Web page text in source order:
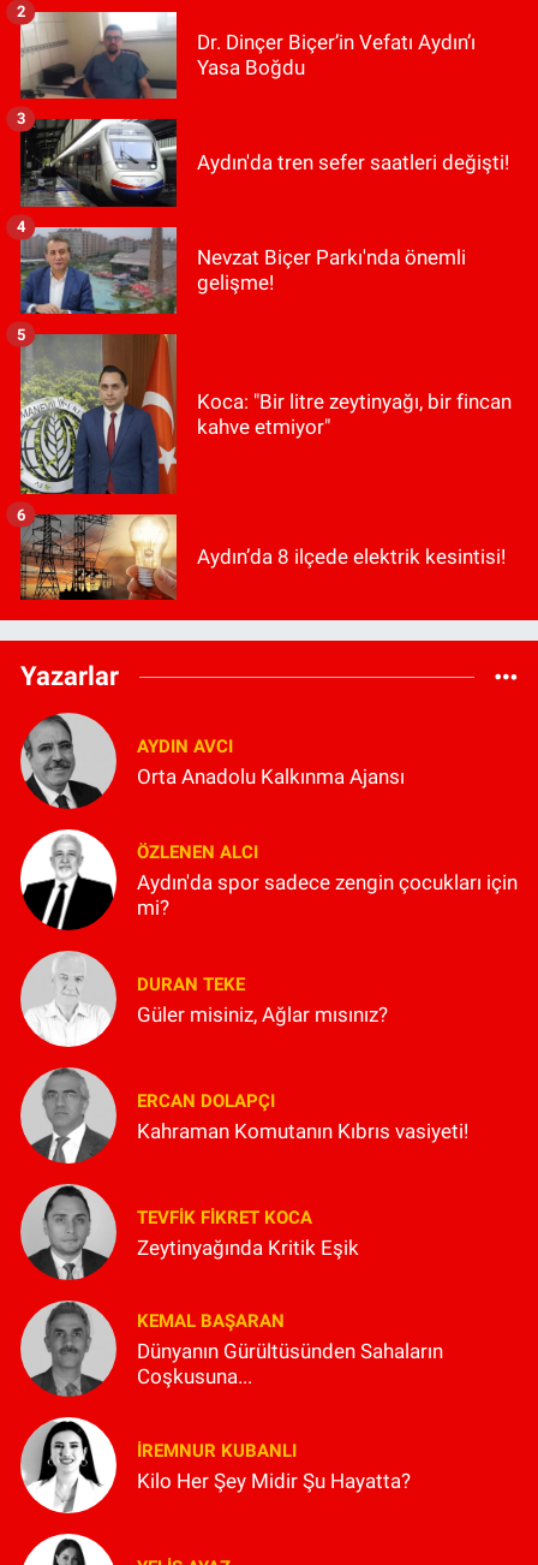
Dr. Dinçer Biçer’in Vefatı Aydın’ı
Yasa Boğdu
2
Aydın'da tren sefer saatleri değişti!
3
Nevzat Biçer Parkı'nda önemli
gelişme!
4
Koca: "Bir litre zeytinyağı, bir fincan
kahve etmiyor"
5
Aydın’da 8 ilçede elektrik kesintisi!
6
Yazarlar
AYDIN AVCI
Orta Anadolu Kalkınma Ajansı
ÖZLENEN ALCI
Aydın'da spor sadece zengin çocukları için
mi?
DURAN TEKE
Güler misiniz, Ağlar mısınız?
ERCAN DOLAPÇI
Kahraman Komutanın Kıbrıs vasiyeti!
TEVFIK FIKRET KOCA
Zeytinyağında Kritik Eşik
KEMAL BAŞARAN
Dünyanın Gürültüsünden Sahaların
Coşkusuna...
İREMNUR KUBANLI
Kilo Her Şey Midir Şu Hayatta?